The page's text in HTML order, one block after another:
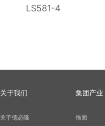
LS581-4
关于我们
关于德必隆
集团产业
饰面